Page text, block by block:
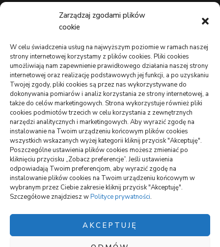
Zarządzaj zgodami plików
cookie
W celu świadczenia usług na najwyższym poziomie w ramach naszej
strony internetowej korzystamy z plików cookies. Pliki cookies
umożliwiają nam zapewnienie prawidłowego działania naszej strony
internetowej oraz realizację podstawowych jej funkcji, a po uzyskaniu
Twojej zgody, pliki cookies są przez nas wykorzystywane do
dokonywania pomiarów i analiz korzystania ze strony internetowej, a
także do celów marketingowych. Strona wykorzystuje również pliki
cookies podmiotów trzecich w celu korzystania z zewnętrznych
narzędzi analitycznych i marketingowych. Aby wyrazić zgodę na
instalowanie na Twoim urządzeniu końcowym plików cookies
wszystkich wskazanych wyżej kategorii kliknij przycisk "Akceptuję".
Poszczególne ustawienia plików cookies możesz zmieniać po
kliknięciu przycisku „Zobacz preferencje”. Jeśli ustawienia
odpowiadają Twoim preferencjom, aby wyrazić zgodę na
instalowanie plików cookies na Twoim urządzeniu końcowym w
wybranym przez Ciebie zakresie kliknij przycisk "Akceptuję".
Szczegółowe znajdziesz wPolityce prywatności.
AKCEPTUJĘ
Wizerunek eksperta bez rozpoznawalnej marki
Lekarz bez kolejki na wakacjach: gdzie szukać
pomocy
TO WARTO CZYTAĆ
Monitoring oferowany przez Agencję Ochrony Votum z
Bydgoszczy
Crunchysnack: spory wybór smacznych zagryzek
Jak można uniknąć dodatkowych kosztów podczas
wynajmu samochodu
wizytówki nap
Polityka plików cookies (EU)
Polityka prywatności